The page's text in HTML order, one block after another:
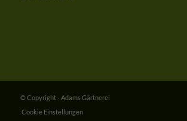
© Copyright - Adams Gärtnerei
Cookie Einstellungen